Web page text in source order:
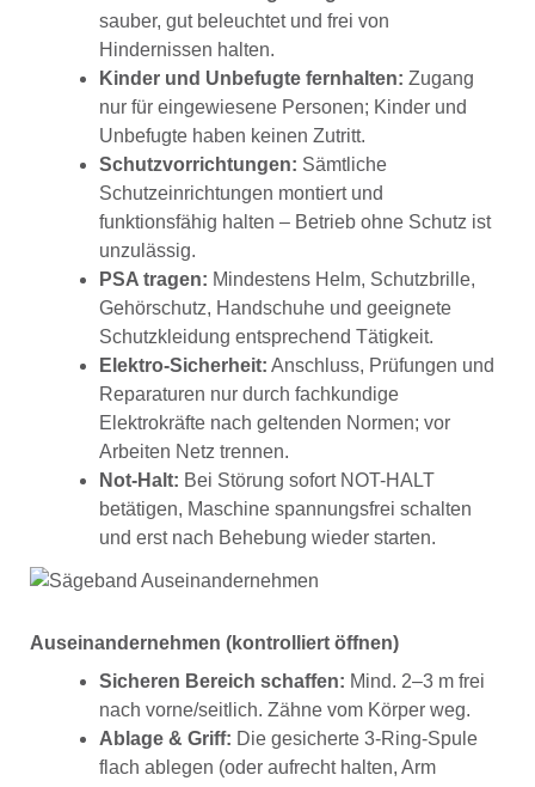
sauber, gut beleuchtet und frei von
Hindernissen halten.
Kinder und Unbefugte fernhalten: Zugang
nur für eingewiesene Personen; Kinder und
Unbefugte haben keinen Zutritt.
Schutzvorrichtungen: Sämtliche
Schutzeinrichtungen montiert und
funktionsfähig halten – Betrieb ohne Schutz ist
unzulässig.
PSA tragen: Mindestens Helm, Schutzbrille,
Gehörschutz, Handschuhe und geeignete
Schutzkleidung entsprechend Tätigkeit.
Elektro-Sicherheit: Anschluss, Prüfungen und
Reparaturen nur durch fachkundige
Elektrokräfte nach geltenden Normen; vor
Arbeiten Netz trennen.
Not-Halt: Bei Störung sofort NOT-HALT
betätigen, Maschine spannungsfrei schalten
und erst nach Behebung wieder starten.
Auseinandernehmen (kontrolliert öffnen)
Sicheren Bereich schaffen: Mind. 2–3 m frei
nach vorne/seitlich. Zähne vom Körper weg.
Ablage & Griff: Die gesicherte 3-Ring-Spule
flach ablegen (oder aufrecht halten, Arm